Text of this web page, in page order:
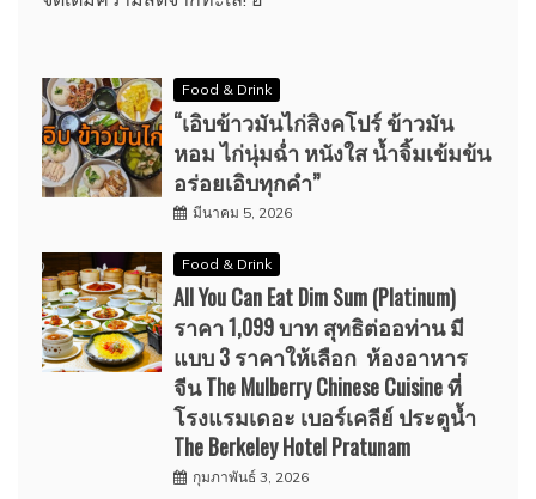
Food & Drink
“เอิบข้าวมันไก่สิงคโปร์ ข้าวมัน
หอม ไก่นุ่มฉ่ำ หนังใส น้ำจิ้มเข้มข้น
อร่อยเอิบทุกคำ”
มีนาคม 5, 2026
Food & Drink
All You Can Eat Dim Sum (Platinum)
ราคา 1,099 บาท สุทธิต่ออท่าน มี
แบบ 3 ราคาให้เลือก ห้องอาหาร
จีน The Mulberry Chinese Cuisine ที่
โรงแรมเดอะ เบอร์เคลีย์ ประตูน้ำ
The Berkeley Hotel Pratunam
กุมภาพันธ์ 3, 2026